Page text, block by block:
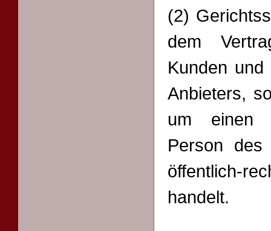
(2)
dem
Kunden
Anbieters,
um einen
Person des
öffentlich-
handelt.